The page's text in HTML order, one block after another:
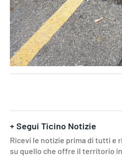
+ Segui Ticino Notizie
Ricevi le notizie prima di tutti e
su quello che offre il territorio in